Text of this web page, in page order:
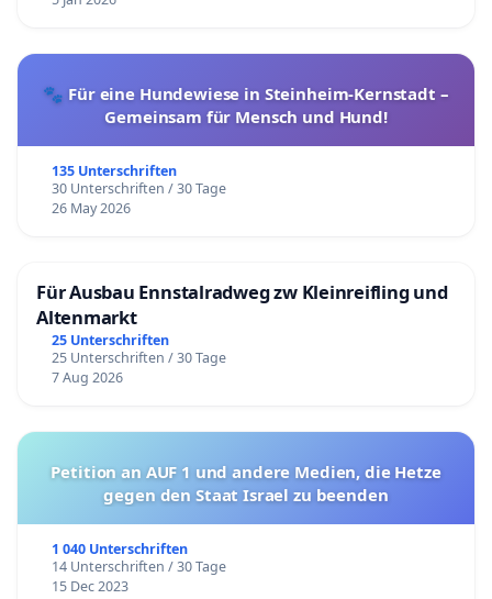
🐾 Für eine Hundewiese in Steinheim-Kernstadt –
Gemeinsam für Mensch und Hund!
135 Unterschriften
30 Unterschriften / 30 Tage
26 May 2026
Für Ausbau Ennstalradweg zw Kleinreifling und
Altenmarkt
25 Unterschriften
25 Unterschriften / 30 Tage
7 Aug 2026
Petition an AUF 1 und andere Medien, die Hetze
gegen den Staat Israel zu beenden
1 040 Unterschriften
14 Unterschriften / 30 Tage
15 Dec 2023